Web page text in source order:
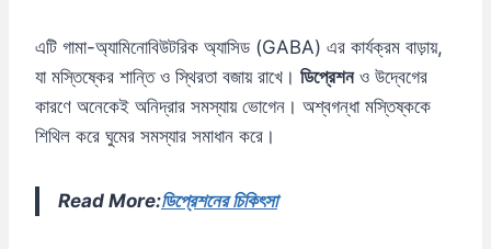
এটি গামা-অ্যামিনোবিউটরিক অ্যাসিড (GABA) এর কার্যক্রম বাড়ায়,
যা মস্তিষ্কের শান্তি ও স্থিরতা বজায় রাখে। ডিপ্রেশনও উদ্বেগের
কারণে অনেকেই অনিদ্রার সমস্যায় ভোগেন। অশ্বগন্ধা মস্তিষ্ককে
শিথিল করে ঘুমের সমস্যার সমাধান করে।
Read More:ডিপ্রেশনের চিকিৎসা